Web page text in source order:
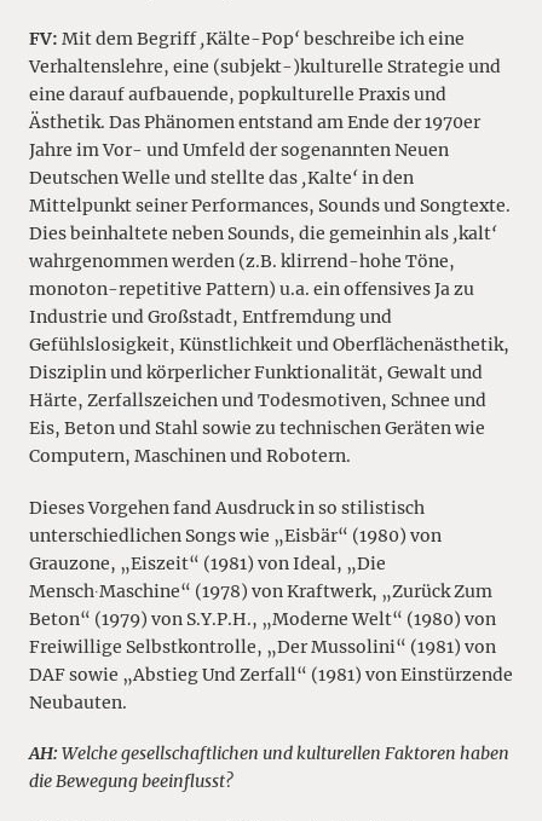
FV: Mit dem Begriff‚Kälte-Pop‘beschreibe ich eine
Verhaltenslehre, eine (subjekt-)kulturelle Strategie und
eine darauf aufbauende, popkulturelle Praxis und
Ästhetik. Das Phänomen entstand am Ende der 1970er
Jahre im Vor- und Umfeld der sogenannten Neuen
Deutschen Welle und stellte das ‚Kalte‘in den
Mittelpunkt seiner Performances, Sounds und Songtexte.
Dies beinhaltete neben Sounds, die gemeinhin als ‚kalt‘
wahrgenommen werden (z.B. klirrend-hohe Töne,
monoton-repetitive Pattern) u.a. ein offensives Ja zu
Industrie und Großstadt, Entfremdung und
Gefühlslosigkeit, Künstlichkeit und Oberflächenästhetik,
Disziplin und körperlicher Funktionalität, Gewalt und
Härte, Zerfallszeichen und Todesmotiven, Schnee und
Eis, Beton und Stahl sowie zu technischen Geräten wie
Computern, Maschinen und Robotern.
Dieses Vorgehen fand Ausdruck in so stilistisch
unterschiedlichen Songs wie „Eisbär“ (1980) von
Grauzone, „Eiszeit“ (1981) von Ideal, „Die
Mensch∙Maschine“ (1978) von Kraftwerk, „Zurück Zum
Beton“ (1979) von S.Y.P.H., „Moderne Welt“ (1980) von
Freiwillige Selbstkontrolle, „Der Mussolini“ (1981) von
DAF sowie „Abstieg Und Zerfall“ (1981) von Einstürzende
Neubauten.
AH: Welche gesellschaftlichen und kulturellen Faktoren haben
die Bewegung beeinflusst?